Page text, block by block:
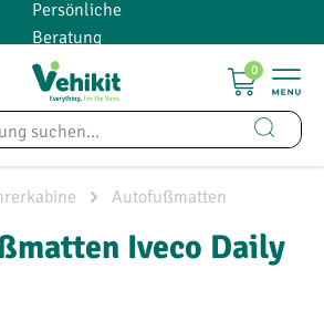
Persönliche
Beratung
0
Autofußmatten
Iveco Daily